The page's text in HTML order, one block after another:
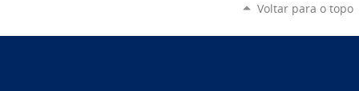
Voltar para o topo